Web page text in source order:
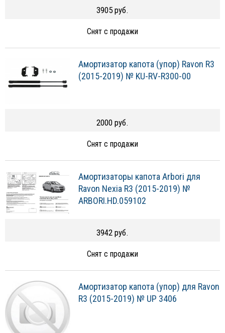
3905 руб.
Снят с продажи
Амортизатор капота (упор) Ravon R3
(2015-2019) № KU-RV-R300-00
2000 руб.
Снят с продажи
Амортизаторы капота Arbori для
Ravon Nexia R3 (2015-2019) №
ARBORI.HD.059102
3942 руб.
Снят с продажи
Амортизатор капота (упор) для Ravon
R3 (2015-2019) № UP 3406